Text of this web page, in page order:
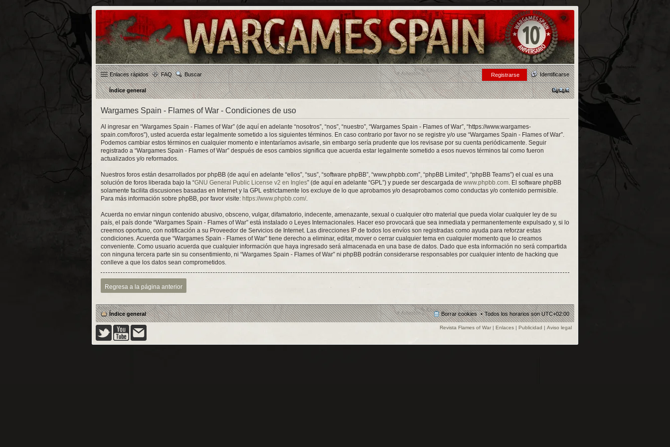
Enlaces rápidos FAQ Buscar Identificarse
Registrarse
Índice general Buscar
Wargames Spain - Flames of War - Condiciones de uso
Al ingresar en “Wargames Spain - Flames of War” (de aquí en adelante “nosotros”, “nos”, “nuestro”, “Wargames Spain - Flames of War”, “https://www.wargames-
spain.com/foros”), usted acuerda estar legalmente sometido a los siguientes términos. En caso contrario por favor no se registre y/o use “Wargames Spain - Flames of War”.
Podemos cambiar estos términos en cualquier momento e intentaríamos avisarle, sin embargo sería prudente que los revisase por su cuenta periódicamente. Seguir
registrado a “Wargames Spain - Flames of War” después de esos cambios significa que acuerda estar legalmente sometido a esos nuevos términos tal como fueron
actualizados y/o reformados.
Nuestros foros están desarrollados por phpBB (de aquí en adelante “ellos”, “sus”, “software phpBB”, “www.phpbb.com”, “phpBB Limited”, “phpBB Teams”) el cual es una
solución de foros liberada bajo la “GNU General Public License v2 en Ingles” (de aquí en adelante “GPL”) y puede ser descargada de www.phpbb.com. El software phpBB
solamente facilita discusiones basadas en Internet y la GPL estrictamente los excluye de lo que aprobamos y/o desaprobamos como conductas y/o contenido permisible.
Para más información sobre phpBB, por favor visite: https://www.phpbb.com/.
Acuerda no enviar ningun contenido abusivo, obsceno, vulgar, difamatorio, indecente, amenazante, sexual o cualquier otro material que pueda violar cualquier ley de su
país, el país donde “Wargames Spain - Flames of War” está instalado o Leyes Internacionales. Hacer eso provocará que sea inmediata y permanentemente expulsado y, si lo
creemos oportuno, con notificación a su Proveedor de Servicios de Internet. Las direcciones IP de todos los envíos son registradas como ayuda para reforzar estas
condiciones. Acuerda que “Wargames Spain - Flames of War” tiene derecho a eliminar, editar, mover o cerrar cualquier tema en cualquier momento que lo creamos
conveniente. Como usuario acuerda que cualquier información que haya ingresado será almacenada en una base de datos. Dado que esta información no será compartida
con ninguna tercera parte sin su consentimiento, ni “Wargames Spain - Flames of War” ni phpBB podrán considerarse responsables por cualquier intento de hacking que
conlleve a que los datos sean comprometidos.
Regresa a la página anterior
Índice general Todos los horarios sonUTC+02:00
Borrar cookies
Revista Flames of War | Enlaces | Publicidad | Aviso legal